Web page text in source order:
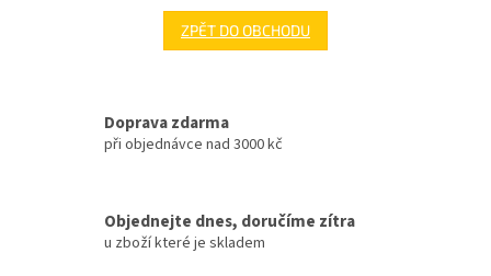
ZPĚT DO OBCHODU
Doprava zdarma
při objednávce nad 3000 kč
Objednejte dnes, doručíme zítra
u zboží které je skladem